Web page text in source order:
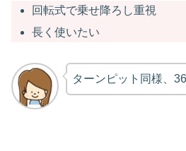
回転式で乗せ降ろし重視
長く使いたい
ターンピット同様、